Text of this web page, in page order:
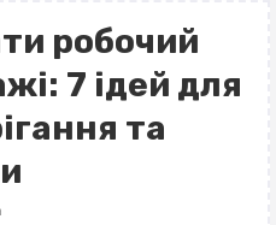
робочий
7 ідей для
та